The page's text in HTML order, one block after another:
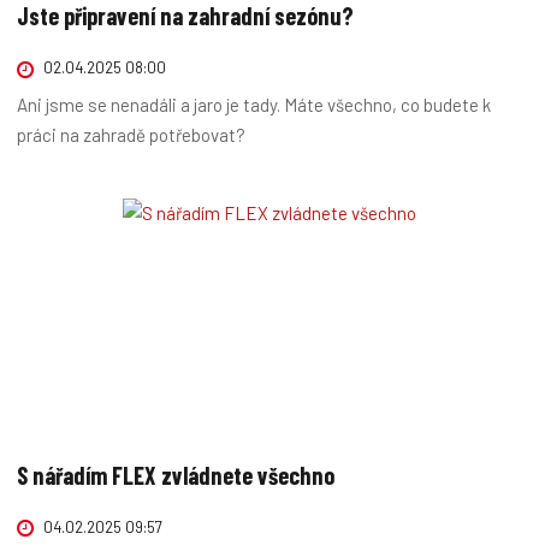
Jste připravení na zahradní sezónu?
02.04.2025 08:00
Ani jsme se nenadáli a jaro je tady. Máte všechno, co budete k
práci na zahradě potřebovat?
S nářadím FLEX zvládnete všechno
04.02.2025 09:57